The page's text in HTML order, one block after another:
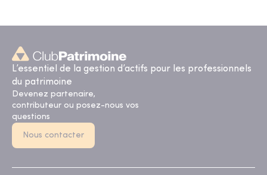
L’essentiel de la gestion d’actifs pour les professionnels
du patrimoine
Devenez partenaire,
contributeur ou posez-nous vos
questions
Nous contacter